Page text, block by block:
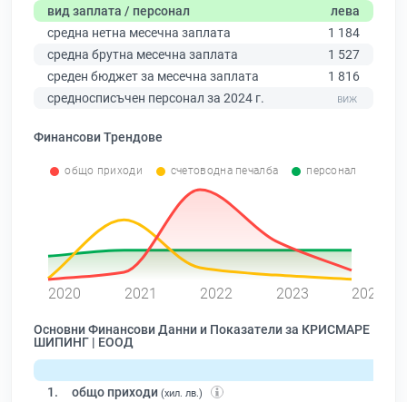
вид заплата / персонал
лева
средна нетна месечна заплата
1 184
средна брутна месечна заплата
1 527
среден бюджет за месечна заплата
1 816
средносписъчен персонал за 2024 г.
Финансови Трендове
общо приходи счетоводна печалба персонал
2020 2021 2022 2023 2024
Основни Финансови Данни и Показатели за КРИСМАРЕ
ШИПИНГ | ЕООД
1. общо приходи (хил. лв.)